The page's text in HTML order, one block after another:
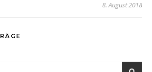
8. August 2018